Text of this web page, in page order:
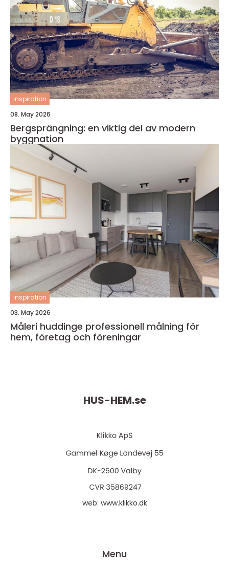
inspiration
08. May 2026
Bergsprängning: en viktig del av modern
byggnation
inspiration
03. May 2026
Måleri huddinge professionell målning för
hem, företag och föreningar
HUS-HEM.se
web: www.klikko.dk
Menu